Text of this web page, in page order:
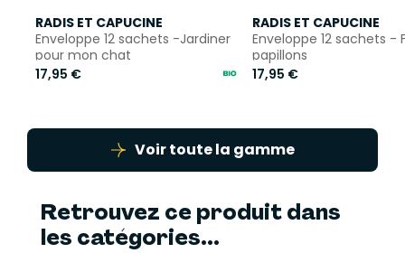
RADIS ET CAPUCINE
Enveloppe 12 sachets -Jardiner
pour mon chat
17,95 €
RADIS ET CAPUCINE
Enveloppe 12 sachets -
papillons
17,95 €
Voir toute la gamme
Retrouvez ce produit dans
les catégories...